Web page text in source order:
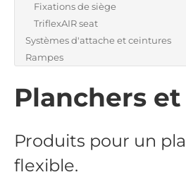
Fixations de siège
TriflexAIR seat
Systèmes d'attache et ceintures
Rampes
Planchers
Produits pour un
flexible.